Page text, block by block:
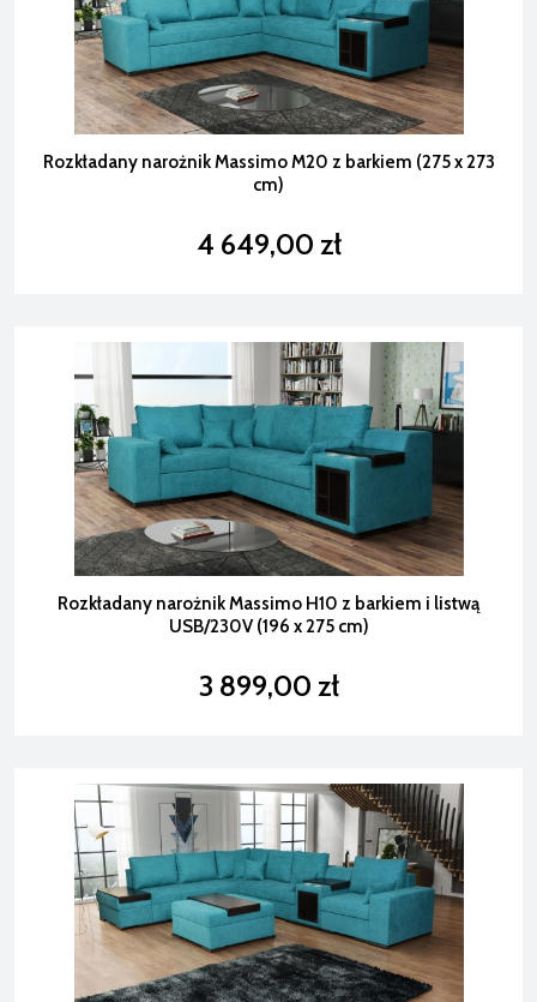
Rozkładany narożnik Massimo M20 z barkiem (275 x 273
cm)
4 649,00 zł
Rozkładany narożnik Massimo H10 z barkiem i listwą
USB/230V (196 x 275 cm)
3 899,00 zł